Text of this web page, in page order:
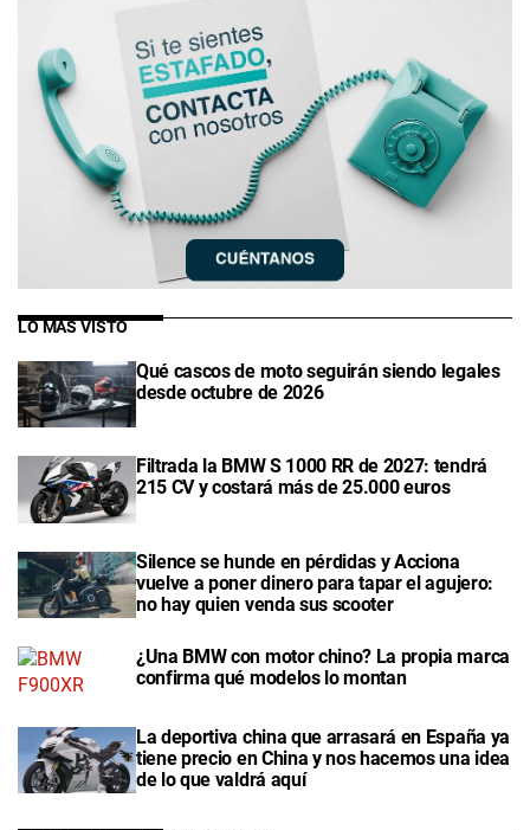
LO MÁS VISTO
Qué cascos de moto seguirán siendo legales
desde octubre de 2026
Filtrada la BMW S 1000 RR de 2027: tendrá
215 CV y costará más de 25.000 euros
Silence se hunde en pérdidas y Acciona
vuelve a poner dinero para tapar el agujero:
no hay quien venda sus scooter
¿Una BMW con motor chino? La propia marca
confirma qué modelos lo montan
La deportiva china que arrasará en España ya
tiene precio en China y nos hacemos una idea
de lo que valdrá aquí